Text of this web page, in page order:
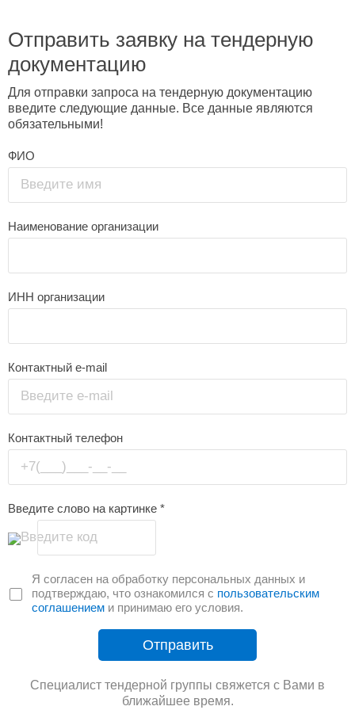
Отправить заявку на тендерную
документацию
Для отправки запроса на тендерную документацию
введите следующие данные. Все данные являются
обязательными!
ФИО
Введите имя
Наименование организации
ИНН организации
Контактный e-mail
Введите e-mail
Контактный телефон
+7(___)___-__-__
Введите слово на картинке *
Введите код
Я согласен на обработку персональных данных и
подтверждаю, что ознакомился с пользовательским
соглашением и принимаю его условия.
Отправить
Специалист тендерной группы свяжется с Вами в
ближайшее время.